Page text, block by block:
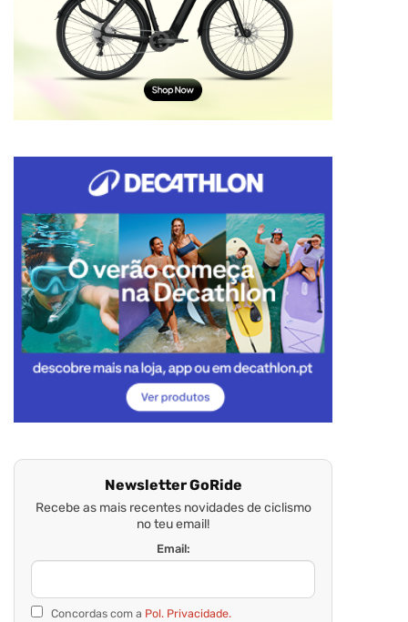
Newsletter GoRide
Recebe as mais recentes novidades de ciclismo
no teu email!
Email:
Concordas com a Pol. Privacidade.